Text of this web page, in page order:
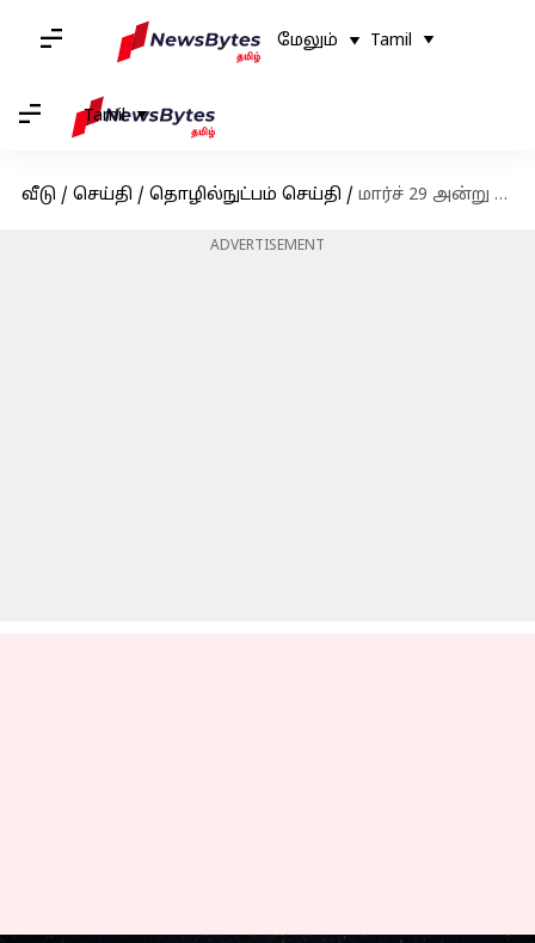
மேலும் Tamil
Tamil
வீடு / செய்தி / தொழில்நுட்பம் செய்தி / மார்ச் 29 அன்று இந்த ஆண்டின் முதல் சூரிய கிரகணம் - இந்தியாவில் இது தெரியுமா?
ADVERTISEMENT